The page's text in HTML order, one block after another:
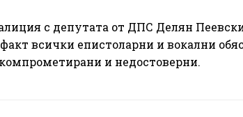
с депутата от ДПС Делян
всички епистоларни и вокални
компрометирани и недостоверни.